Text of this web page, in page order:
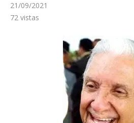
21/09/2021
72 vistas